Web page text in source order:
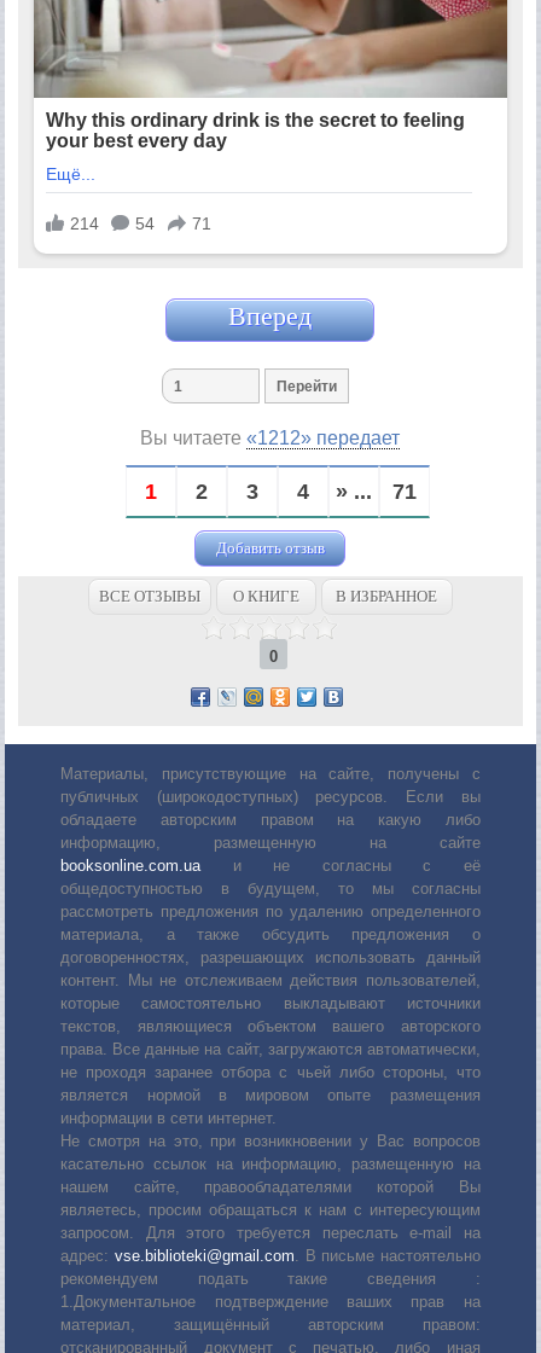
Вперед
Вы читаете«1212» передает
1 2 3 4 » ... 71
Добавить отзыв
ВСЕ ОТЗЫВЫ О КНИГЕ В ИЗБРАННОЕ
0
Материалы, присутствующие на сайте, получены с
публичных (широкодоступных) ресурсов. Если вы
обладаете авторским правом на какую либо
информацию, размещенную на сайте
booksonline.com.uaи не согласны с её
общедоступностью в будущем, то мы согласны
рассмотреть предложения по удалению определенного
материала, а также обсудить предложения о
договоренностях, разрешающих использовать данный
контент. Мы не отслеживаем действия пользователей,
которые самостоятельно выкладывают источники
текстов, являющиеся объектом вашего авторского
права. Все данные на сайт, загружаются автоматически,
не проходя заранее отбора с чьей либо стороны, что
является нормой в мировом опыте размещения
информации в сети интернет.
Не смотря на это, при возникновении у Вас вопросов
касательно ссылок на информацию, размещенную на
нашем сайте, правообладателями которой Вы
являетесь, просим обращаться к нам с интересующим
запросом. Для этого требуется переслать е-mail на
адрес: vse.biblioteki@gmail.com. В письме настоятельно
рекомендуем подать такие сведения :
1.Документальное подтверждение ваших прав на
материал, защищённый авторским правом:
отсканированный документ с печатью, либо иная